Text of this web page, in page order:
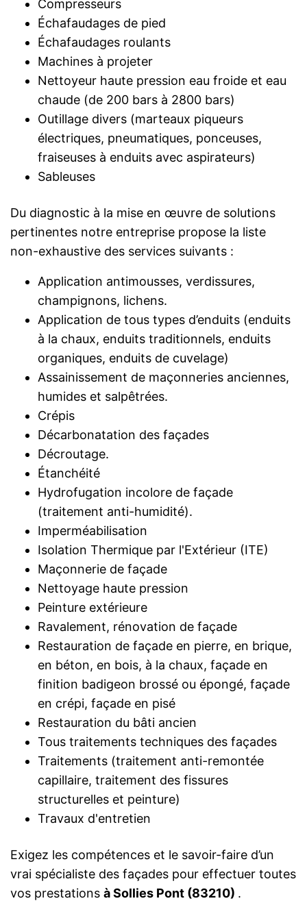
Compresseurs
Échafaudages de pied
Échafaudages roulants
Machines à projeter
Nettoyeur haute pression eau froide et eau
chaude (de 200 bars à 2800 bars)
Outillage divers (marteaux piqueurs
électriques, pneumatiques, ponceuses,
fraiseuses à enduits avec aspirateurs)
Sableuses
Du diagnostic à la mise en œuvre de solutions
pertinentes notre entreprise propose la liste
non-exhaustive des services suivants :
Application antimousses, verdissures,
champignons, lichens.
Application de tous types d’enduits (enduits
à la chaux, enduits traditionnels, enduits
organiques, enduits de cuvelage)
Assainissement de maçonneries anciennes,
humides et salpêtrées.
Crépis
Décarbonatation des façades
Décroutage.
Étanchéité
Hydrofugation incolore de façade
(traitement anti-humidité).
Imperméabilisation
Isolation Thermique par l'Extérieur (ITE)
Maçonnerie de façade
Nettoyage haute pression
Peinture extérieure
Ravalement, rénovation de façade
Restauration de façade en pierre, en brique,
en béton, en bois, à la chaux, façade en
finition badigeon brossé ou épongé, façade
en crépi, façade en pisé
Restauration du bâti ancien
Tous traitements techniques des façades
Traitements (traitement anti-remontée
capillaire, traitement des fissures
structurelles et peinture)
Travaux d'entretien
Exigez les compétences et le savoir-faire d’un
vrai spécialiste des façades pour effectuer toutes
vos prestations à Sollies Pont (83210) .